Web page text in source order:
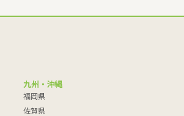
九州・沖縄
福岡県
佐賀県